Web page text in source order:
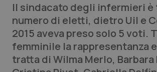
Lettere al direttore
Edizioni Regionali
Il sindacato degli infermieri è
numero di eletti, dietro Uil e
2015 aveva preso solo 5 voti.
femminile la rappresentanza
tratta di Wilma Merlo, Barbara